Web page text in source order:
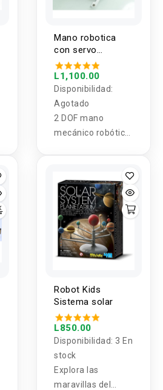
Mano robotica
con servo
motores MG996R
(DIY)
L1,100.00
Disponibilidad:
Agotado
2 DOF mano
mecánico robótico
Robot Kids
Sistema solar
L850.00
Disponibilidad: 3 En
stock
Explora las
maravillas del